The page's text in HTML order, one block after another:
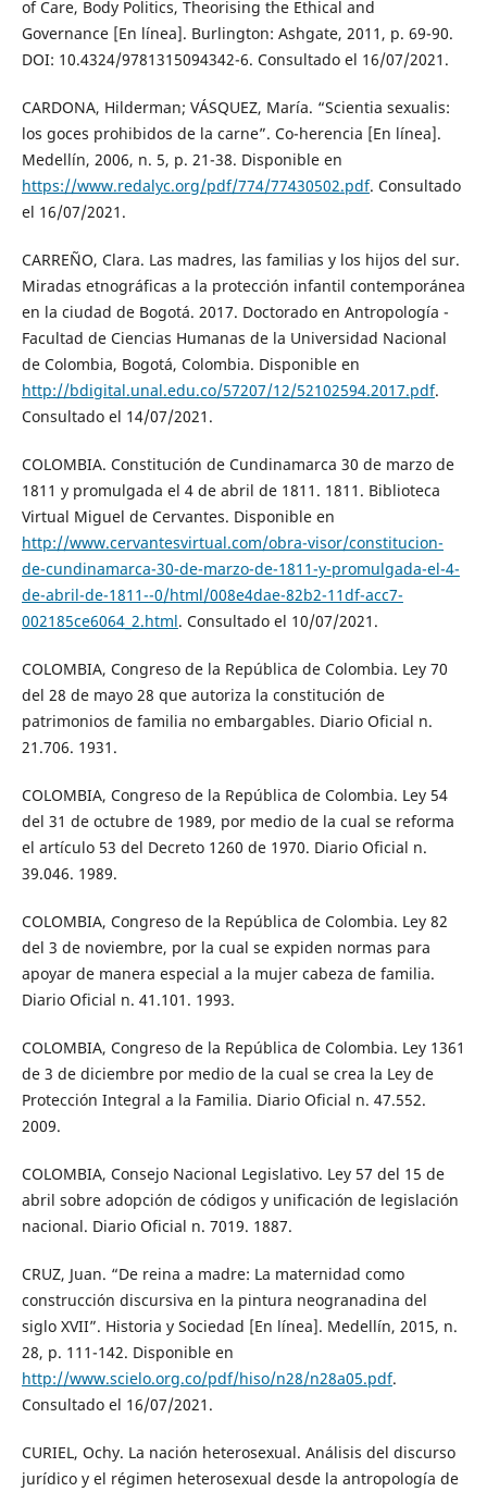
of Care, Body Politics, Theorising the Ethical and
Governance [En línea]. Burlington: Ashgate, 2011, p. 69-90.
DOI: 10.4324/9781315094342-6. Consultado el 16/07/2021.
CARDONA, Hilderman; VÁSQUEZ, María. “Scientia sexualis:
los goces prohibidos de la carne”. Co-herencia [En línea].
Medellín, 2006, n. 5, p. 21-38. Disponible en
https://www.redalyc.org/pdf/774/77430502.pdf. Consultado
el 16/07/2021.
CARREÑO, Clara. Las madres, las familias y los hijos del sur.
Miradas etnográficas a la protección infantil contemporánea
en la ciudad de Bogotá. 2017. Doctorado en Antropología -
Facultad de Ciencias Humanas de la Universidad Nacional
de Colombia, Bogotá, Colombia. Disponible en
http://bdigital.unal.edu.co/57207/12/52102594.2017.pdf.
Consultado el 14/07/2021.
COLOMBIA. Constitución de Cundinamarca 30 de marzo de
1811 y promulgada el 4 de abril de 1811. 1811. Biblioteca
Virtual Miguel de Cervantes. Disponible en
http://www.cervantesvirtual.com/obra-visor/constitucion-
de-cundinamarca-30-de-marzo-de-1811-y-promulgada-el-4-
de-abril-de-1811--0/html/008e4dae-82b2-11df-acc7-
002185ce6064_2.html. Consultado el 10/07/2021.
COLOMBIA, Congreso de la República de Colombia. Ley 70
del 28 de mayo 28 que autoriza la constitución de
patrimonios de familia no embargables. Diario Oficial n.
21.706. 1931.
COLOMBIA, Congreso de la República de Colombia. Ley 54
del 31 de octubre de 1989, por medio de la cual se reforma
el artículo 53 del Decreto 1260 de 1970. Diario Oficial n.
39.046. 1989.
COLOMBIA, Congreso de la República de Colombia. Ley 82
del 3 de noviembre, por la cual se expiden normas para
apoyar de manera especial a la mujer cabeza de familia.
Diario Oficial n. 41.101. 1993.
COLOMBIA, Congreso de la República de Colombia. Ley 1361
de 3 de diciembre por medio de la cual se crea la Ley de
Protección Integral a la Familia. Diario Oficial n. 47.552.
2009.
COLOMBIA, Consejo Nacional Legislativo. Ley 57 del 15 de
abril sobre adopción de códigos y unificación de legislación
nacional. Diario Oficial n. 7019. 1887.
CRUZ, Juan. “De reina a madre: La maternidad como
construcción discursiva en la pintura neogranadina del
siglo XVII”. Historia y Sociedad [En línea]. Medellín, 2015, n.
28, p. 111-142. Disponible en
http://www.scielo.org.co/pdf/hiso/n28/n28a05.pdf.
Consultado el 16/07/2021.
CURIEL, Ochy. La nación heterosexual. Análisis del discurso
jurídico y el régimen heterosexual desde la antropología de